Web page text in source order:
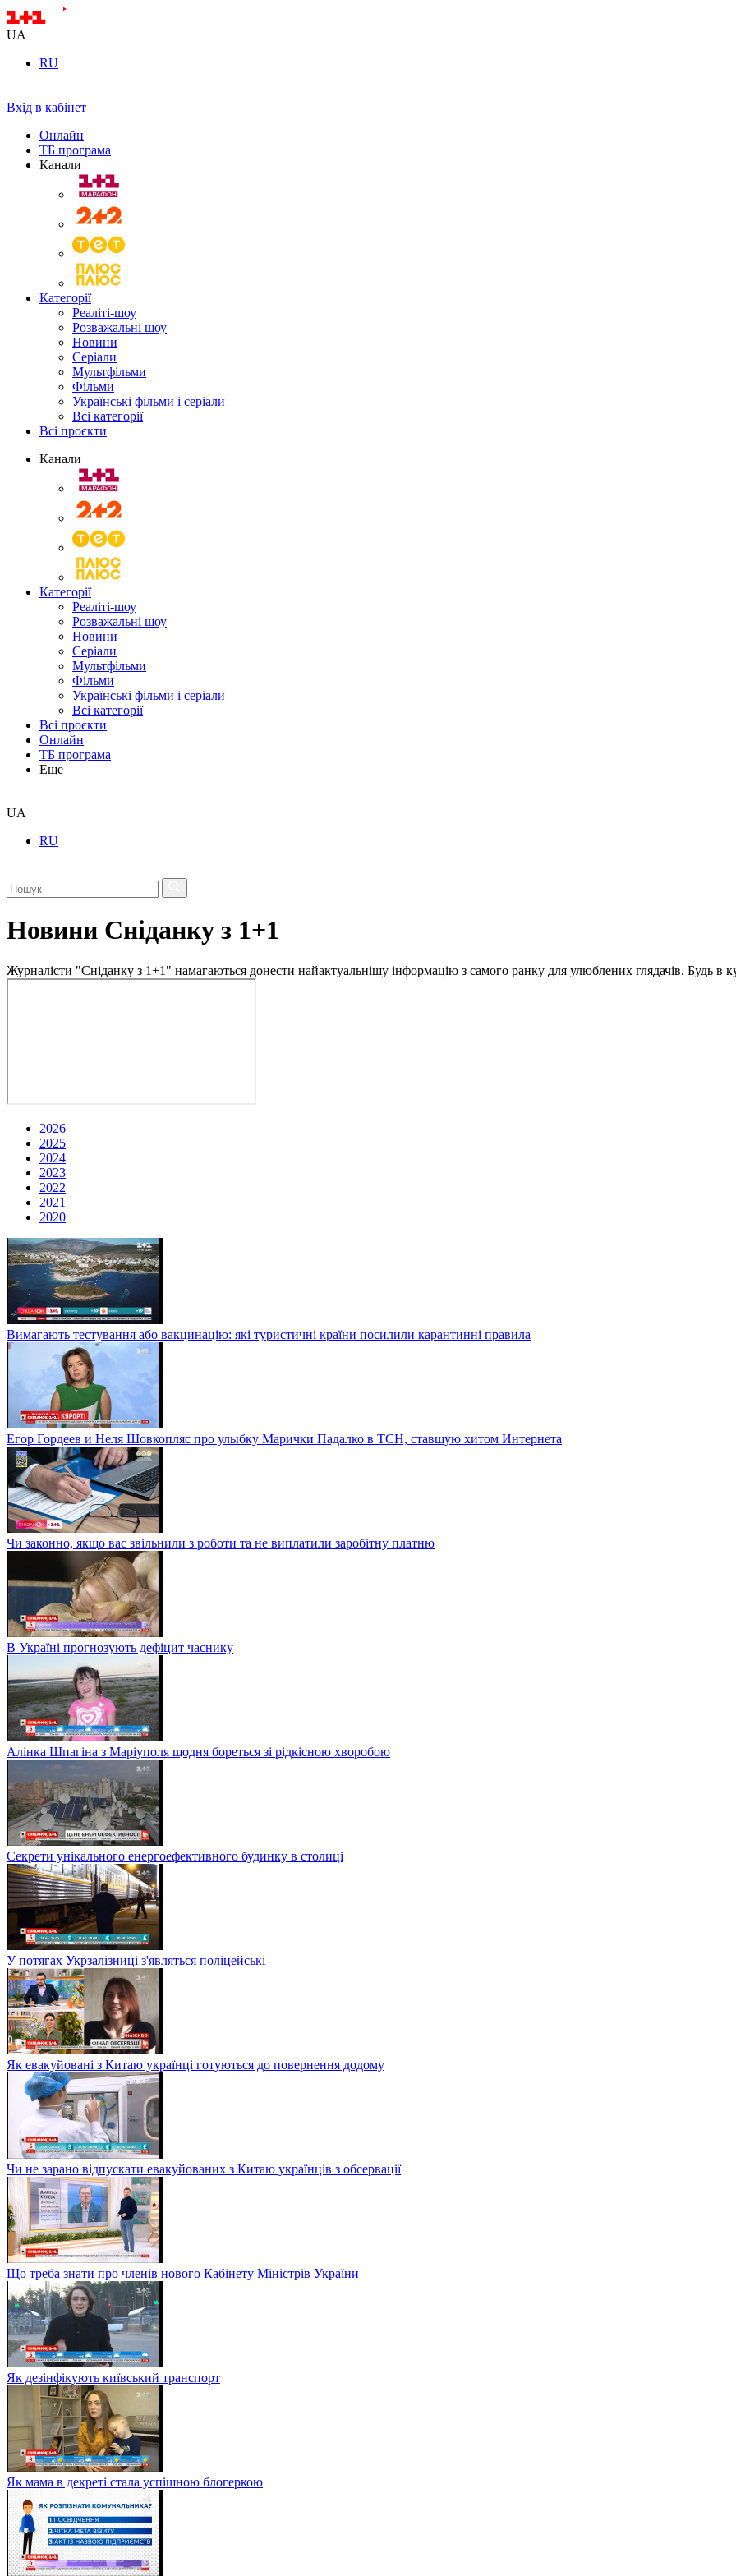
UA
RU
Вхід в кабінет
Онлайн
ТБ програма
Канали
Категорії
Реаліті-шоу
Розважальні шоу
Новини
Серіали
Мультфільми
Фільми
Українські фільми і серіали
Всі категорії
Всі проєкти
Канали
Категорії
Реаліті-шоу
Розважальні шоу
Новини
Серіали
Мультфільми
Фільми
Українські фільми і серіали
Всі категорії
Всі проєкти
Онлайн
ТБ програма
Еще
UA
RU
Новини Сніданку з 1+1
Журналісти "Сніданку з 1+1" намагаються донести найактуальнішу інформацію з самого ранку для улюблених глядачів. Будь в
2026
2025
2024
2023
2022
2021
2020
Вимагають тестування або вакцинацію: які туристичні країни посилили карантинні правила
Егор Гордеев и Неля Шовкопляс про улыбку Марички Падалко в ТСН, ставшую хитом Интернета
Чи законно, якщо вас звільнили з роботи та не виплатили заробітну платню
В Україні прогнозують дефіцит часнику
Алінка Шпагіна з Маріуполя щодня бореться зі рідкісною хворобою
Секрети унікального енергоефективного будинку в столиці
У потягах Укрзалізниці з'являться поліцейські
Як евакуйовані з Китаю українці готуються до повернення додому
Чи не зарано відпускати евакуйованих з Китаю українців з обсервації
Що треба знати про членів нового Кабінету Міністрів України
Як дезінфікують київський транспорт
Як мама в декреті стала успішною блогеркою